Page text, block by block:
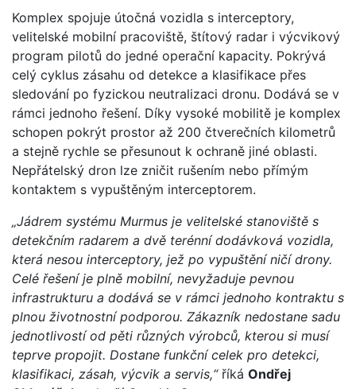
Komplex spojuje útočná vozidla s interceptory,
velitelské mobilní pracoviště, štítový radar i výcvikový
program pilotů do jedné operační kapacity. Pokrývá
celý cyklus zásahu od detekce a klasifikace přes
sledování po fyzickou neutralizaci dronu. Dodává se v
rámci jednoho řešení. Díky vysoké mobilitě je komplex
schopen pokrýt prostor až 200 čtverečních kilometrů
a stejně rychle se přesunout k ochraně jiné oblasti.
Nepřátelský dron lze zničit rušením nebo přímým
kontaktem s vypuštěným interceptorem.
„Jádrem systému Murmus je velitelské stanoviště s
detekčním radarem a dvě terénní dodávková vozidla,
která nesou interceptory, jež po vypuštění ničí drony.
Celé řešení je plně mobilní, nevyžaduje pevnou
infrastrukturu a dodává se v rámci jednoho kontraktu s
plnou životnostní podporou. Zákazník nedostane sadu
jednotlivostí od pěti různých výrobců, kterou si musí
teprve propojit. Dostane funkční celek pro detekci,
klasifikaci, zásah, výcvik a servis,“říká Ondřej